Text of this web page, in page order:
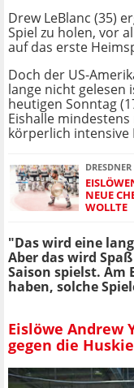
Drew LeBlanc (35)
Spiel zu holen, vor
auf das erste
Doch der US-
lange nicht gelesen
heutigen Sonntag
Eishalle
körperlich intensive
NEUE
WOLLTE
"Das wird eine
Aber das wird
Saison spielst. Am
haben, solche
Eislöwe Andrew
gegen die